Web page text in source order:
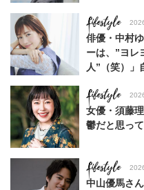
Lifestyle
俳優・中村
ーは、”ヨレ
人”（笑）」
Lifestyle
女優・須藤
鬱だと思っ
Lifestyle
中山優馬さ